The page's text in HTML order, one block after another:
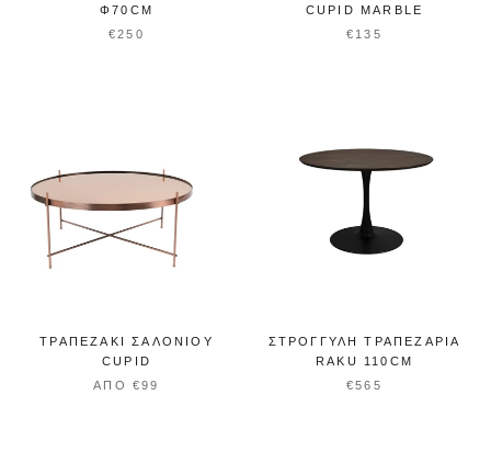
Φ70CM
€250
CUPID MARBLE
€135
ΤΡΑΠΕΖΆΚΙ ΣΑΛΟΝΙΟΎ
CUPID
ΑΠΌ €99
ΣΤΡΟΓΓΥΛΉ ΤΡΑΠΕΖΑΡΊΑ
RAKU 110CM
€565